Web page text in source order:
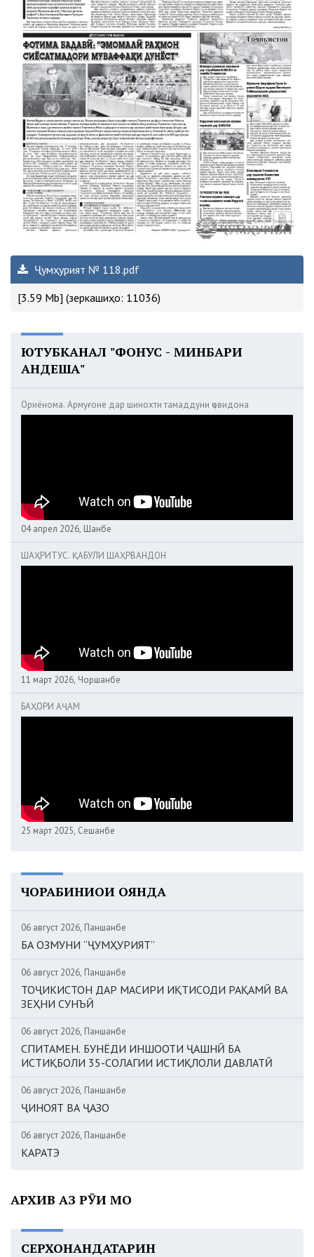
Ҷумҳурият № 118.pdf
[3.59 Mb] (зеркашиҳо: 11036)
ЮТУБКАНАЛ "ФОНУС - МИНБАРИ
АНДЕША"
Ориёнома. Армуғоне дар шинохти тамаддуни ҷовидона
04 апрел 2026, Шанбе
ШАҲРИТУС. ҚАБУЛИ ШАҲРВАНДОН
11 март 2026, Чоршанбе
БАҲОРИ АҶАМ
25 март 2025, Сешанбе
ЧОРАБИНИҲОИ ОЯНДА
06 август 2026, Панҷшанбе
БА ОЗМУНИ “ҶУМҲУРИЯТ”
06 август 2026, Панҷшанбе
ТОҶИКИСТОН ДАР МАСИРИ ИҚТИСОДИ РАҚАМӢ ВА
ЗЕҲНИ СУНЪӢ
06 август 2026, Панҷшанбе
СПИТАМЕН. БУНЁДИ ИНШООТИ ҶАШНӢ БА
ИСТИҚБОЛИ 35-СОЛАГИИ ИСТИҚЛОЛИ ДАВЛАТӢ
06 август 2026, Панҷшанбе
ҶИНОЯТ ВА ҶАЗО
06 август 2026, Панҷшанбе
КАРАТЭ
АРХИВ АЗ РӮИ МОҲ
СЕРХОНАНДАТАРИН